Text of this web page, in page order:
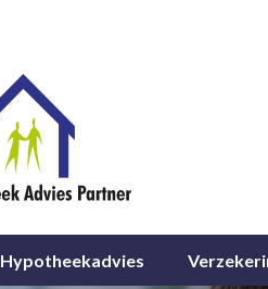
Hypotheekadvies